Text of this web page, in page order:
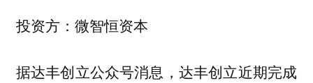
投资方：微智恒资本
据达丰创立公众号消息，达丰创立近期完成